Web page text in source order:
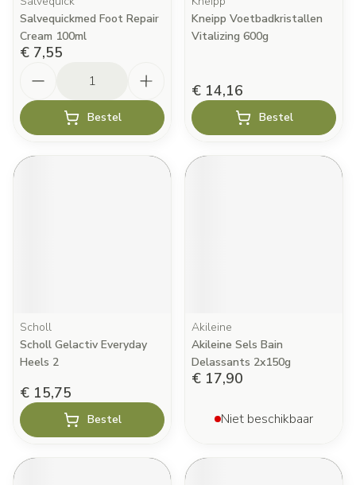
Salvequickmed Foot Repair
Cream 100ml
€ 7,55
Bestel
Kneipp Voetbadkristallen
Vitalizing 600g
€ 14,16
Bestel
Scholl
Scholl Gelactiv Everyday
Heels 2
€ 15,75
Bestel
Akileine
Akileine Sels Bain
Delassants 2x150g
€ 17,90
Niet beschikbaar